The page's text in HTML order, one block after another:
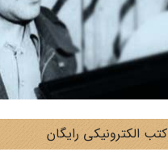
کتب الکترونیکی رایگان